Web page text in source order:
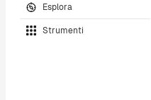
Esplora
Strumenti